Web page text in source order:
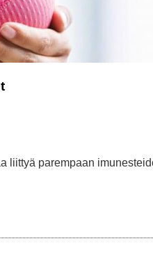
liittyä parempaan